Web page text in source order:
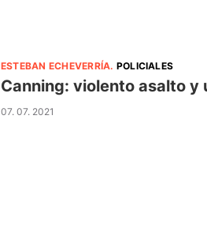
ESTEBAN ECHEVERRÍA. POLICIALES
Canning: violento asalto y
07. 07. 2021